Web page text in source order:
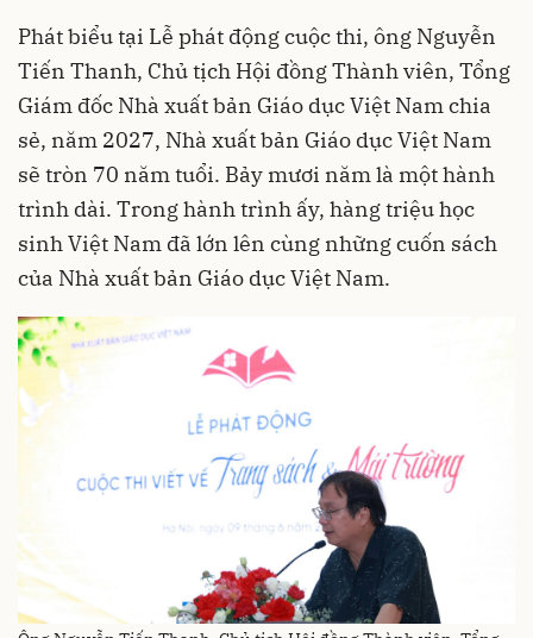
Phát biểu tại Lễ phát động cuộc thi, ông Nguyễn
Tiến Thanh, Chủ tịch Hội đồng Thành viên, Tổng
Giám đốc Nhà xuất bản Giáo dục Việt Nam chia
sẻ, năm 2027, Nhà xuất bản Giáo dục Việt Nam
sẽ tròn 70 năm tuổi. Bảy mươi năm là một hành
trình dài. Trong hành trình ấy, hàng triệu học
sinh Việt Nam đã lớn lên cùng những cuốn sách
của Nhà xuất bản Giáo dục Việt Nam.